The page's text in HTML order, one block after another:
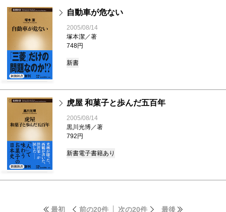
自動車が危ない
2005/08/14
塚本潔／著
748円
新書
虎屋 和菓子と歩んだ五百年
2005/08/14
黒川光博／著
792円
新書電子書籍あり
最初 前の20件 次の20件 最後